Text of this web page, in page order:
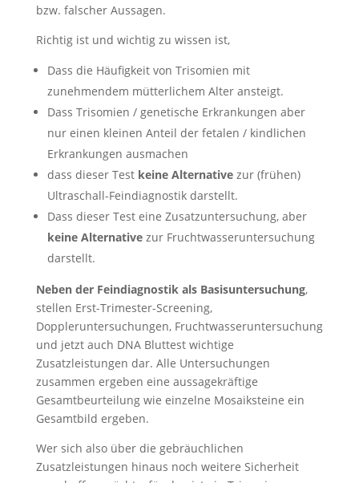
bzw. falscher Aussagen.
Richtig ist und wichtig zu wissen ist,
Dass die Häufigkeit von Trisomien mit
zunehmendem mütterlichem Alter ansteigt.
Dass Trisomien / genetische Erkrankungen aber
nur einen kleinen Anteil der fetalen / kindlichen
Erkrankungen ausmachen
dass dieser Test keine Alternativezur (frühen)
Ultraschall-Feindiagnostik darstellt.
Dass dieser Test eine Zusatzuntersuchung, aber
keine Alternativezur Fruchtwasseruntersuchung
darstellt.
Neben der Feindiagnostik als Basisuntersuchung,
stellen Erst-Trimester-Screening,
Doppleruntersuchungen, Fruchtwasseruntersuchung
und jetzt auch DNA Bluttest wichtige
Zusatzleistungen dar. Alle Untersuchungen
zusammen ergeben eine aussagekräftige
Gesamtbeurteilung wie einzelne Mosaiksteine ein
Gesamtbild ergeben.
Wer sich also über die gebräuchlichen
Zusatzleistungen hinaus noch weitere Sicherheit